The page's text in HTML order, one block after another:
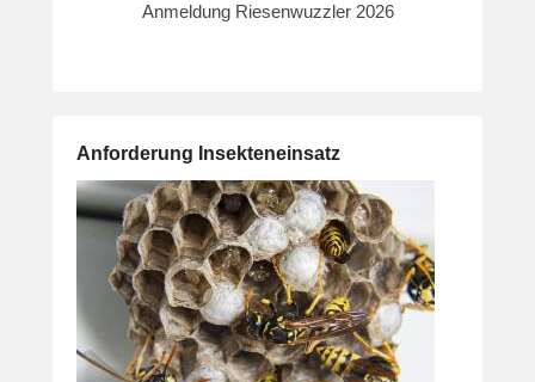
Anmeldung Riesenwuzzler 2026
Anforderung Insekteneinsatz